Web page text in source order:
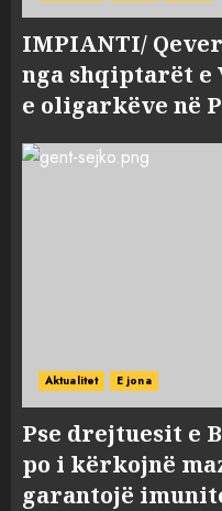
IMPIANTI/
nga shqiptarët e
e oligarkëve në
Aktualitet E jona
Pse drejtuesit e
po i kërkojnë
garantojë